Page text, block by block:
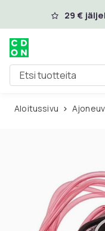
Ohita ja siirry
29 €
Etsi tuotteita
Aloitussivu